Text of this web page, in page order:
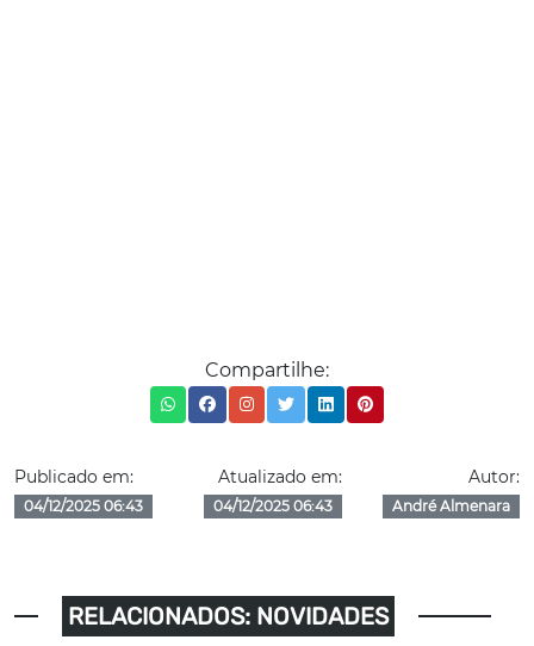
Compartilhe:
Publicado em:
04/12/2025 06:43
Atualizado em:
04/12/2025 06:43
Autor:
André Almenara
RELACIONADOS: NOVIDADES